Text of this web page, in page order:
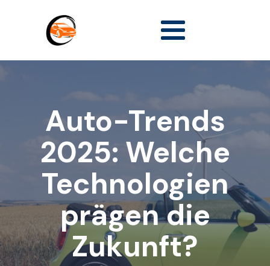
Auto-Trends
2025: Welche
Technologien
prägen die
Zukunft?